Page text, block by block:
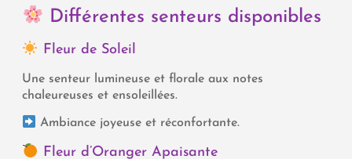
Différentes senteurs disponibles
Fleur de Soleil
Une senteur lumineuse et florale aux notes
chaleureuses et ensoleillées.
Ambiance joyeuse et réconfortante.
Fleur d’Oranger Apaisante